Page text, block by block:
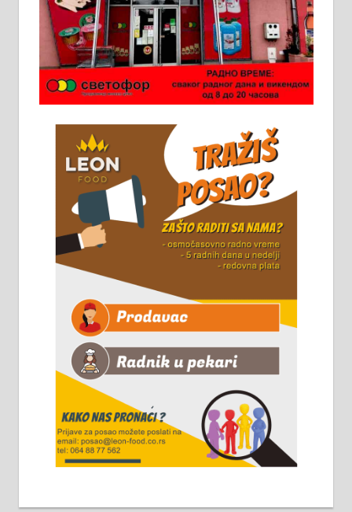
Ало таксију потребан возач са Б
категоријом. 064/02-85-511
Потребна два радника за рад на
стоваришту „Липа промет” у
информација доћи лично на
стовариште у улици Максима
Горког 26 сваког радног дана од
8 до 15 часова. 063/465-045
Чистим све врсте димњака.
061/32-13-445